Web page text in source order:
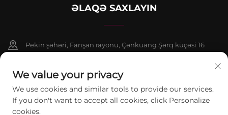
ƏLAQƏ SAXLAYIN
Pekin şəhəri, Fanşan rayonu, Çənkuang Şərq küçəsi 16
+86-13911459627
[email protected]
We value your privacy
We use cookies and similar tools to provide our services.
If you don't want to accept all cookies, click Personalize
cookies.